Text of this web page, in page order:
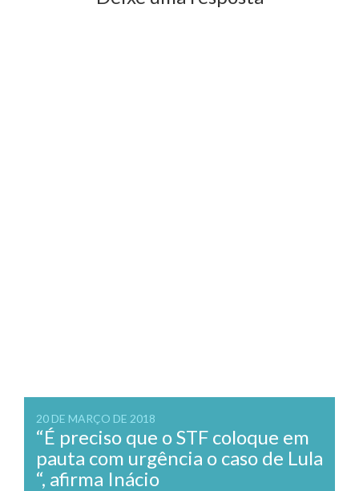
20 DE MARÇO DE 2018
“É preciso que o STF coloque em
pauta com urgência o caso de Lula
“, afirma Inácio